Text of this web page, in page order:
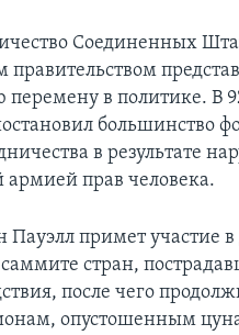
Соединенных
перемену в политике. В
большинство
в результате
прав человека.
Пауэлл примет участие
стран,
после чего
опустошенным